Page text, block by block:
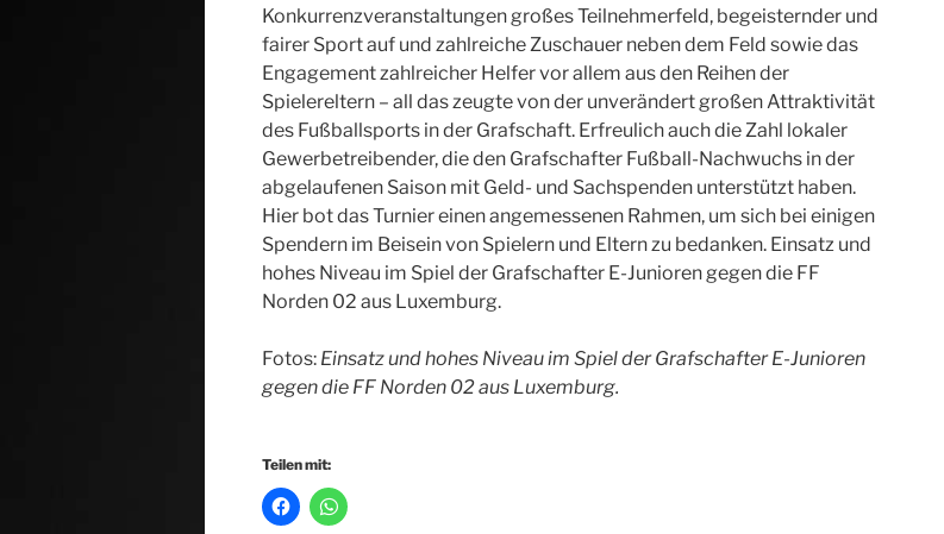
Konkurrenzveranstaltungen großes Teilnehmerfeld, begeisternder und
fairer Sport auf und zahlreiche Zuschauer neben dem Feld sowie das
Engagement zahlreicher Helfer vor allem aus den Reihen der
Spielereltern – all das zeugte von der unverändert großen Attraktivität
des Fußballsports in der Grafschaft. Erfreulich auch die Zahl lokaler
Gewerbetreibender, die den Grafschafter Fußball-Nachwuchs in der
abgelaufenen Saison mit Geld- und Sachspenden unterstützt haben.
Hier bot das Turnier einen angemessenen Rahmen, um sich bei einigen
Spendern im Beisein von Spielern und Eltern zu bedanken. Einsatz und
hohes Niveau im Spiel der Grafschafter E-Junioren gegen die FF
Norden 02 aus Luxemburg.
Fotos: Einsatz und hohes Niveau im Spiel der Grafschafter E-Junioren
gegen die FF Norden 02 aus Luxemburg.
Teilen mit: